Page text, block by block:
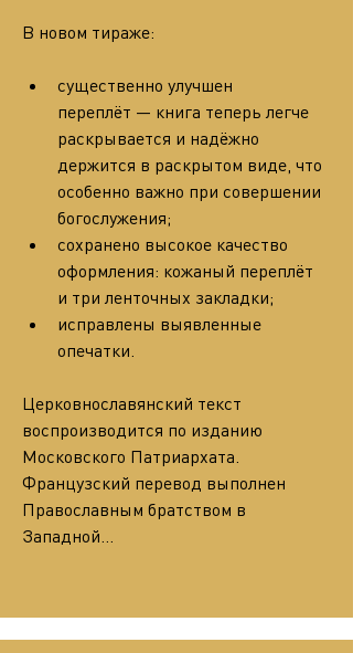
В новом тираже:
существенно улучшен
переплёт — книга теперь легче
раскрывается и надёжно
держится в раскрытом виде, что
особенно важно при совершении
богослужения;
сохранено высокое качество
оформления: кожаный переплёт
и три ленточных закладки;
исправлены выявленные
опечатки.
Церковнославянский текст
воспроизводится по изданию
Московского Патриархата.
Французский перевод выполнен
Православным братством в
Западной…